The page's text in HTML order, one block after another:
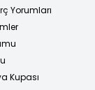
Yorumları
Kupası